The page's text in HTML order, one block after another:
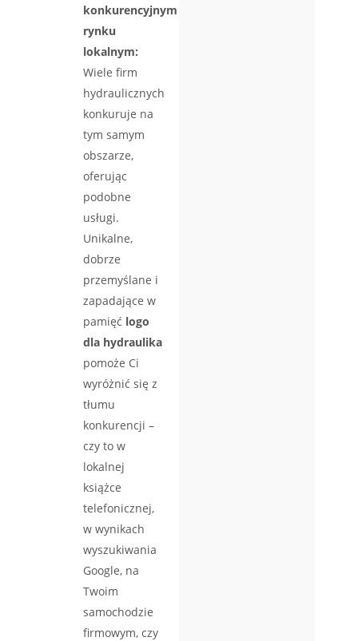
konkurencyjnym
rynku
lokalnym:
Wiele firm
hydraulicznych
konkuruje na
tym samym
obszarze,
oferując
podobne
usługi.
Unikalne,
dobrze
przemyślane i
zapadające w
pamięć logo
dla hydraulika
pomoże Ci
wyróżnić się z
tłumu
konkurencji –
czy to w
lokalnej
książce
telefonicznej,
w wynikach
wyszukiwania
Google, na
Twoim
samochodzie
firmowym, czy